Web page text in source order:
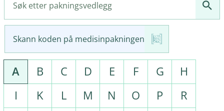
Skann koden på medisinpakningen
A B C D E F G
H
I
K L M N O P
R